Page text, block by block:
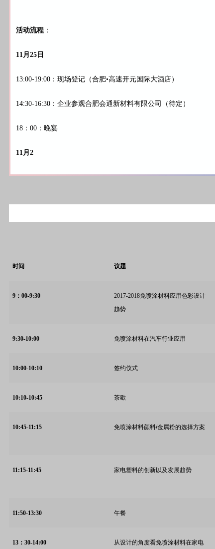
活动流程 ：
11月25日
13:00-19:00：现场登记（合肥•高速开元国际大酒店）
14:30-16:30：企业参观合肥会通新材料有限公司（待定）
18：00：晚宴
11月2
时间 议题
9 ：00-9:30
2017-2018免喷涂材料应用色彩设计
趋势
9:30-10:00 免喷涂材料在汽车行业应用
10:00-10:10 签约仪式
10:10-10:45 茶歇
10:45-11:15 免喷涂材料颜料/金属粉的选择方案
11:15-11:45 家电塑料的创新以及发展趋势
11:50-13:30 午餐
13 ：30-14:00 从设计的角度看免喷涂材料在家电